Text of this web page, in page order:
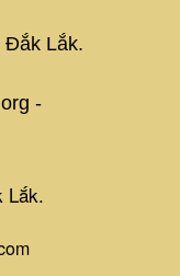
Đắk Lắk.
-
Lắk.